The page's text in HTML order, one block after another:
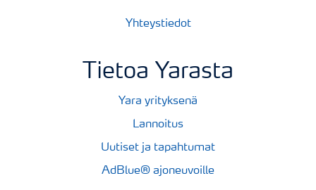
Yhteystiedot
Tietoa Yarasta
Yara yrityksenä
Lannoitus
Uutiset ja tapahtumat
AdBlue® ajoneuvoille